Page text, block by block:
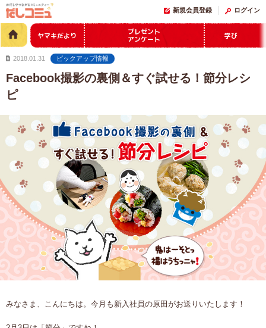
新規会員登録 ログイン
ヤマキだより
プレゼント
アンケート
学び
2018.01.31 ピックアップ情報
Facebook撮影の裏側＆すぐ試せる！節分レシ
ピ
みなさま、こんにちは。今月も新入社員の原田がお送りいたします！